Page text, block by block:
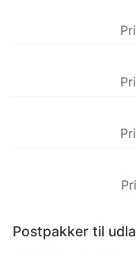
Postpakker til